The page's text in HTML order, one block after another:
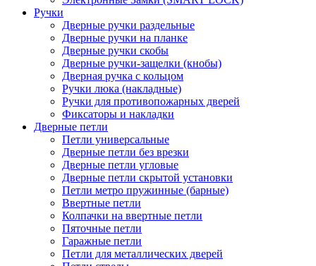
Ручки
Дверные ручки раздельные
Дверные ручки на планке
Дверные ручки скобы
Дверные ручки-защелки (кнобы)
Дверная ручка с кольцом
Ручки люка (накладные)
Ручки для противопожарных дверей
Фиксаторы и накладки
Дверные петли
Петли универсальные
Дверные петли без врезки
Дверные петли угловые
Дверные петли скрытой установки
Петли метро пружинные (барные)
Ввертные петли
Колпачки на ввертные петли
Пяточные петли
Гаражные петли
Петли для металлических дверей